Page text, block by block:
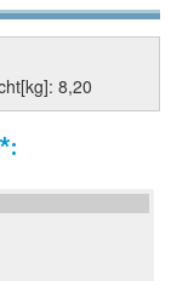
8,20